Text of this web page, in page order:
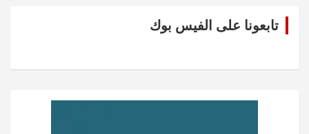
تابعونا على الفيس بوك